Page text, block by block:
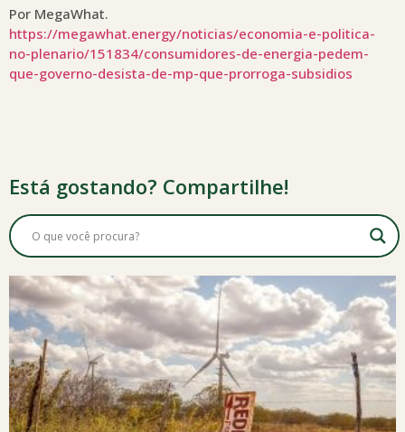
Por MegaWhat.
https://megawhat.energy/noticias/economia-e-politica-
no-plenario/151834/consumidores-de-energia-pedem-
que-governo-desista-de-mp-que-prorroga-subsidios
Está gostando? Compartilhe!